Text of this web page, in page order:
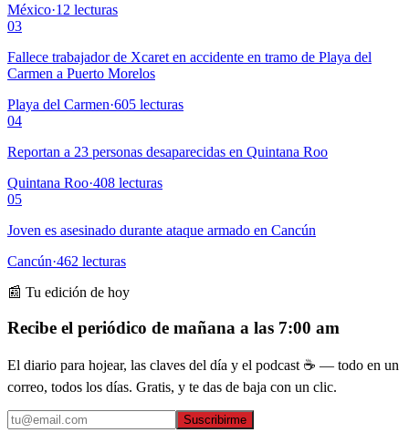
México·12 lecturas
03
Fallece trabajador de Xcaret en accidente en tramo de Playa del
Carmen a Puerto Morelos
Playa del Carmen·605 lecturas
04
Reportan a 23 personas desaparecidas en Quintana Roo
Quintana Roo·408 lecturas
05
Joven es asesinado durante ataque armado en Cancún
Cancún·462 lecturas
📰 Tu edición de hoy
Recibe el periódico de mañana a las 7:00 am
El diario para hojear, las claves del día y el podcast ☕ — todo en un
correo, todos los días. Gratis, y te das de baja con un clic.
Suscribirme